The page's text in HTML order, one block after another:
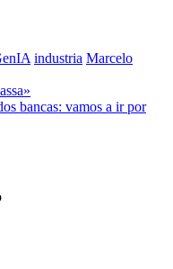
industria Marcelo
bancas: vamos a ir por